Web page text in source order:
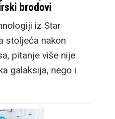
brodovi
iz Star
stoljeća nakon
pitanje više nije
galaksija, nego i